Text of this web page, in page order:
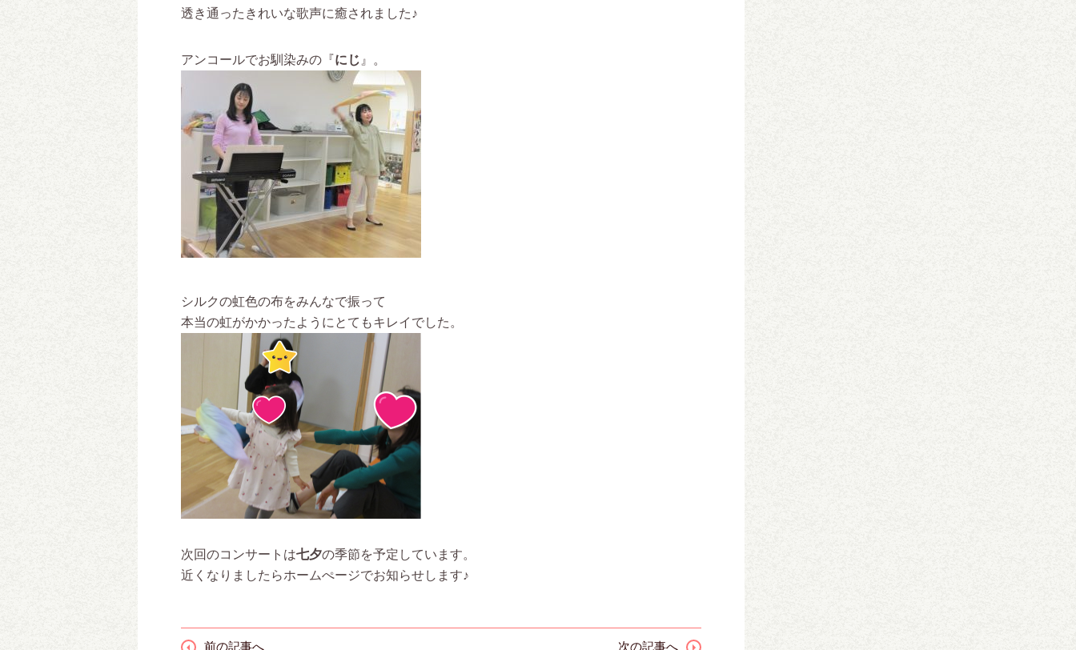
透き通ったきれいな歌声に癒されました♪
アンコールでお馴染みの『にじ 』。
シルクの虹色の布をみんなで振って
本当の虹がかかったようにとてもキレイでした。
次回のコンサートは七夕の季節を予定しています。
近くなりましたらホームぺージでお知らせします♪
前の記事へ 次の記事へ